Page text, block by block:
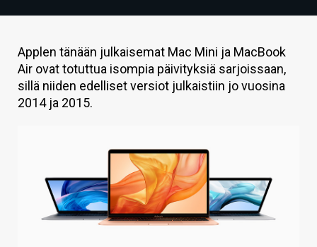
HINTA.FI
KAUPPA
HAKU
Applen tänään julkaisemat Mac Mini ja MacBook
Air ovat totuttua isompia päivityksiä sarjoissaan,
sillä niiden edelliset versiot julkaistiin jo vuosina
2014 ja 2015.